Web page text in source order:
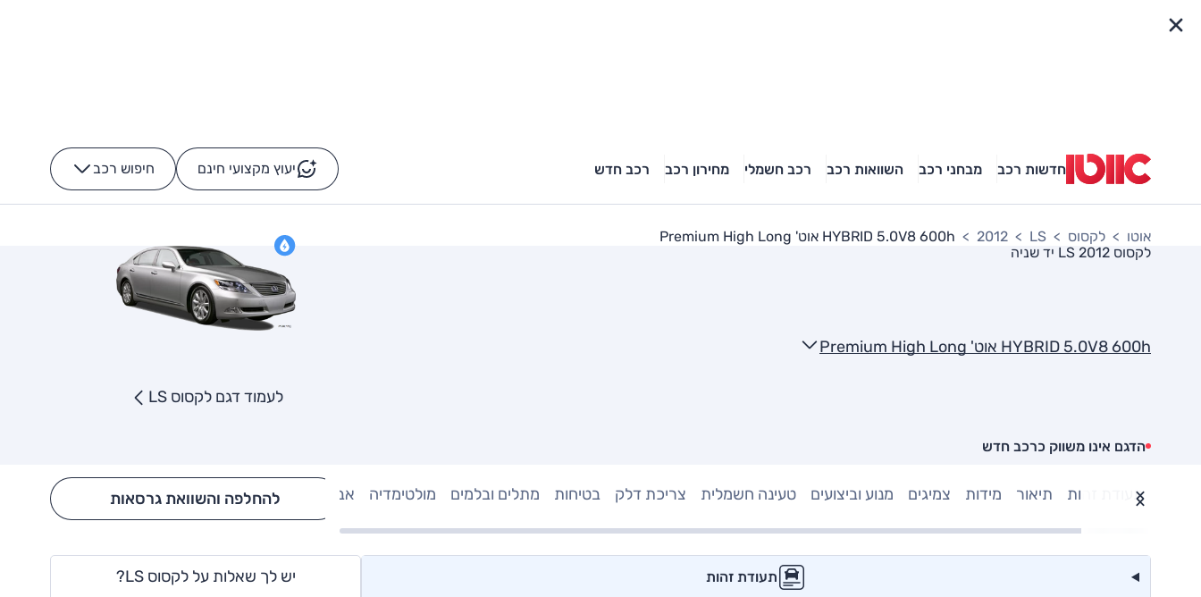
חדשות רכב מבחני רכב השוואות רכב רכב חשמלי מחירון רכב רכב חדש יעוץ מקצועי חינם חיפוש רכב -
אוטו לקסוס LS
2012
HYBRID 5.0V8 600h אוט' Premium High Long
לקסוס LS 2012
יד שניה
HYBRID 5.0V8 600h אוט' Premium High Long
הדגם אינו משווק כרכב חדש
לעמוד דגם לקסוס LS
תעודת זהות תיאור מידות צמיגים מנוע וביצועים טעינה חשמלית צריכת דלק בטיחות מתלים ובלמים מולטימדיה אבזור Hide config section
להחלפה והשוואת גרסאות
תעודת זהות
יש לך שאלות על לקסוס LS?